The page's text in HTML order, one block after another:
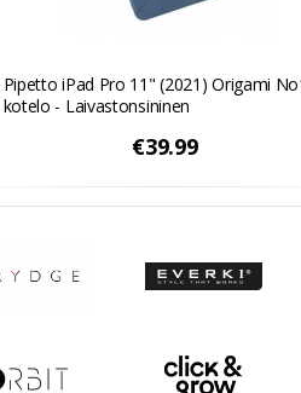
Pipetto iPad Pro 11" (2021) Origami
kotelo - Laivastonsininen
€39.99